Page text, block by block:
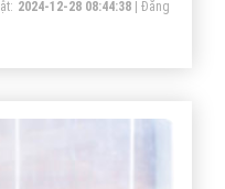
2024-12-28 08:44:38|Đăng